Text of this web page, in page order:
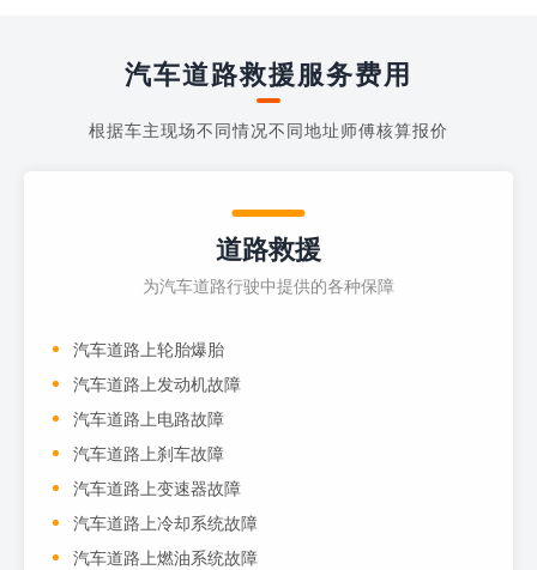
汽车道路救援服务费用
根据车主现场不同情况不同地址师傅核算报价
道路救援
为汽车道路行驶中提供的各种保障
汽车道路上轮胎爆胎
汽车道路上发动机故障
汽车道路上电路故障
汽车道路上刹车故障
汽车道路上变速器故障
汽车道路上冷却系统故障
汽车道路上燃油系统故障